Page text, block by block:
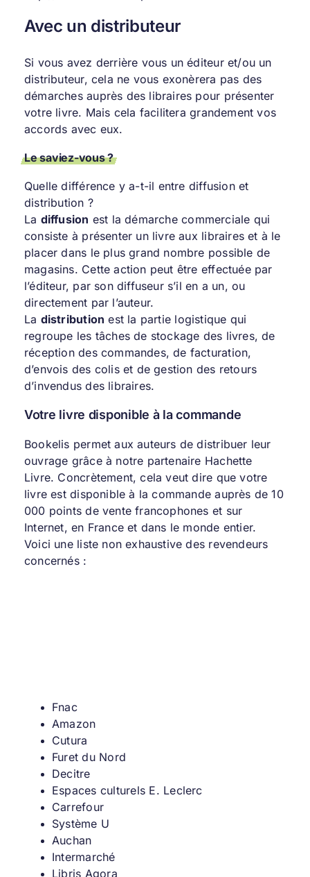
Avec un distributeur
Si vous avez derrière vous un éditeur et/ou un
distributeur, cela ne vous exonèrera pas des
démarches auprès des libraires pour présenter
votre livre. Mais cela facilitera grandement vos
accords avec eux.
Le saviez-vous ?
Quelle différence y a-t-il entre diffusion et
distribution ?
La diffusion est la démarche commerciale qui
consiste à présenter un livre aux libraires et à le
placer dans le plus grand nombre possible de
magasins. Cette action peut être effectuée par
l’éditeur, par son diffuseur s’il en a un, ou
directement par l’auteur.
La distribution est la partie logistique qui
regroupe les tâches de stockage des livres, de
réception des commandes, de facturation,
d’envois des colis et de gestion des retours
d’invendus des libraires.
Votre livre disponible à la commande
Bookelis permet aux auteurs de distribuer leur
ouvrage grâce à notre partenaire Hachette
Livre. Concrètement, cela veut dire que votre
livre est disponible à la commande auprès de 10
000 points de vente francophones et sur
Internet, en France et dans le monde entier.
Voici une liste non exhaustive des revendeurs
concernés :
Fnac
Amazon
Cutura
Furet du Nord
Decitre
Espaces culturels E. Leclerc
Carrefour
Système U
Auchan
Intermarché
Libris Agora